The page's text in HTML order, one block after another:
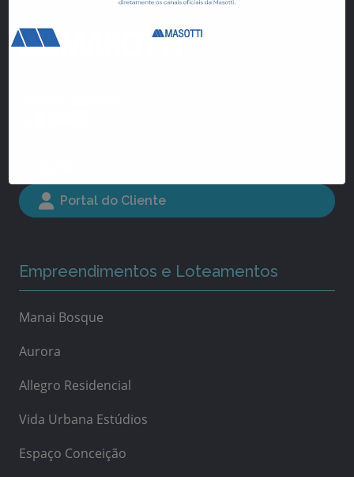
Portal do Cliente
Empreendimentos e Loteamentos
Manai Bosque
Aurora
Allegro Residencial
Vida Urbana Estúdios
Espaço Conceição